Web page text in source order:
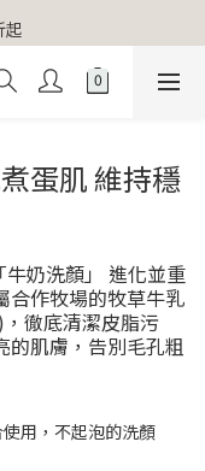
遇熊超人行李吊牌
遇熊超人行李吊牌
蛋肌 維持穩
奶洗顏」 進化並重
合作牧場的牧草牛乳
徹底清潔皮脂污
的肌膚，告別毛孔粗
用，不起泡的洗顏